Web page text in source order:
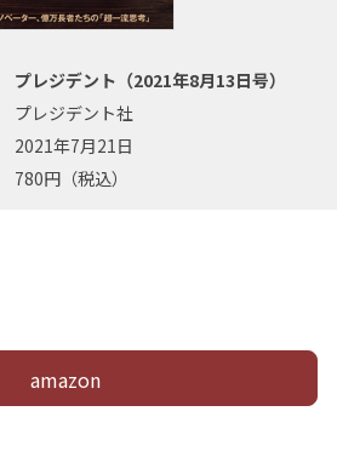
プレジデント（2021年8月13日号）
プレジデント社
2021年7月21日
780円（税込）
amazon